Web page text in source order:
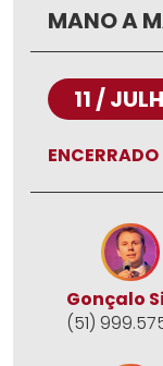
MANO A
11 /
ENCERRADO
Gonçalo
(51)